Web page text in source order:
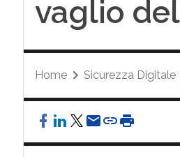
vaglio
Home Sicurezza Digitale